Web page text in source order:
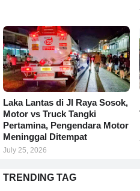
Laka Lantas di Jl Raya Sosok,
Motor vs Truck Tangki
Pertamina, Pengendara Motor
Meninggal Ditempat
July 25, 2026
TRENDING TAG